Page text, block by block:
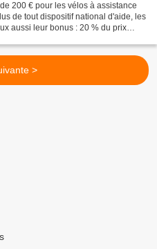
200 € pour les vélos à assistance
de tout dispositif national d'aide, les
aussi leur bonus : 20 % du prix
>